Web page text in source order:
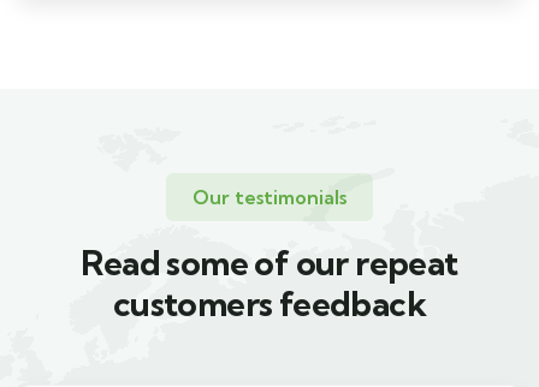
Our testimonials
Read some of our repeat
customers feedback​